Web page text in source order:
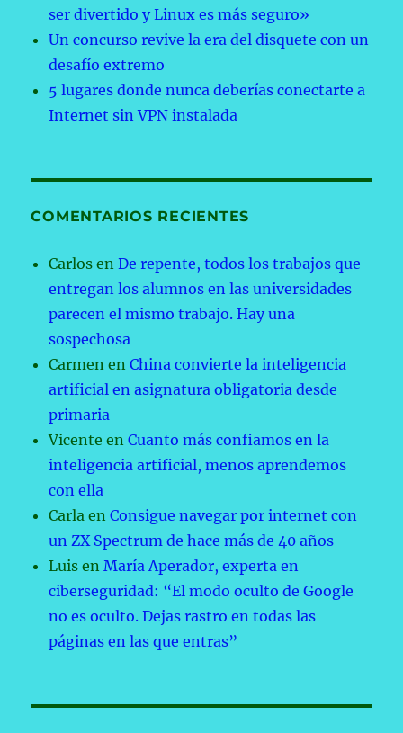
ser divertido y Linux es más seguro»
Un concurso revive la era del disquete con un
desafío extremo
5 lugares donde nunca deberías conectarte a
Internet sin VPN instalada
COMENTARIOS RECIENTES
Carlos enDe repente, todos los trabajos que
entregan los alumnos en las universidades
parecen el mismo trabajo. Hay una
sospechosa
Carmen enChina convierte la inteligencia
artificial en asignatura obligatoria desde
primaria
Vicente enCuanto más confiamos en la
inteligencia artificial, menos aprendemos
con ella
Carla enConsigue navegar por internet con
un ZX Spectrum de hace más de 40 años
Luis enMaría Aperador, experta en
ciberseguridad: “El modo oculto de Google
no es oculto. Dejas rastro en todas las
páginas en las que entras”